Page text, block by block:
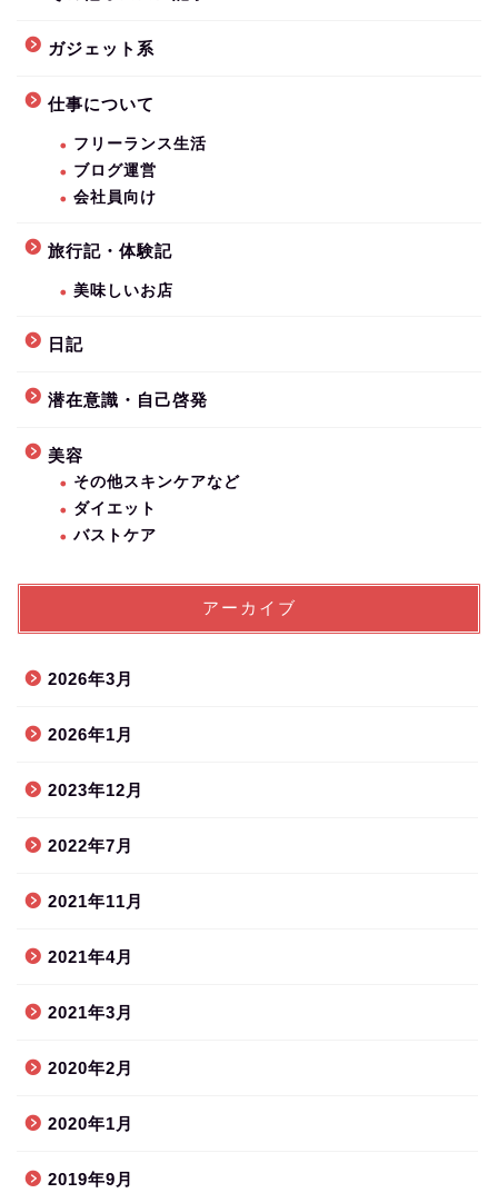
ガジェット系
仕事について
フリーランス生活
ブログ運営
会社員向け
旅行記・体験記
美味しいお店
日記
潜在意識・自己啓発
美容
その他スキンケアなど
ダイエット
バストケア
アーカイブ
2026年3月
2026年1月
2023年12月
2022年7月
2021年11月
2021年4月
2021年3月
2020年2月
2020年1月
2019年9月